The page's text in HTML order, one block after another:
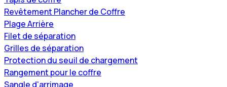
Revêtement Plancher de Coffre
Plage Arrière
Filet de séparation
Grilles de séparation
Protection du seuil de chargement
Rangement pour le coffre
Sangle d'arrimage